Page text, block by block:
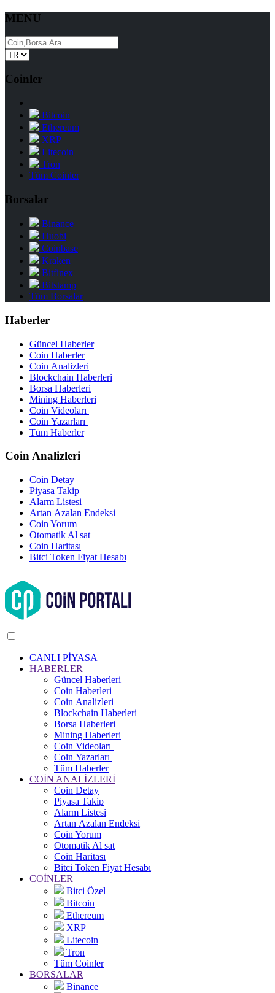
MENU
Coinler
Bitcoin
Ethereum
XRP
Litecoin
Tron
Tüm Coinler
Borsalar
Binance
Huobi
Coinbase
Kraken
Bitfinex
Bitstamp
Tüm Borsalar
Haberler
Güncel Haberler
Coin Haberler
Coin Analizleri
Blockchain Haberleri
Borsa Haberleri
Mining Haberleri
Coin Videoları
Coin Yazarları
Tüm Haberler
Coin Analizleri
Coin Detay
Piyasa Takip
Alarm Listesi
Artan Azalan Endeksi
Coin Yorum
Otomatik Al sat
Coin Haritası
Bitci Token Fiyat Hesabı
CANLI PİYASA
HABERLER
Güncel Haberleri
Coin Haberleri
Coin Analizleri
Blockchain Haberleri
Borsa Haberleri
Mining Haberleri
Coin Videoları
Coin Yazarları
Tüm Haberler
COİN ANALİZLERİ
Coin Detay
Piyasa Takip
Alarm Listesi
Artan Azalan Endeksi
Coin Yorum
Otomatik Al sat
Coin Haritası
Bitci Token Fiyat Hesabı
COİNLER
Bitci Özel
Bitcoin
Ethereum
XRP
Litecoin
Tron
Tüm Coinler
BORSALAR
Binance